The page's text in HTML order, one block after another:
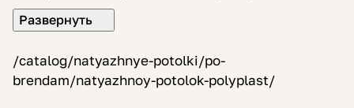
интерьер быстро и аккуратно.
/catalog/natyazhnye-potolki/po-
brendam/natyazhnoy-potolok-polyplast/